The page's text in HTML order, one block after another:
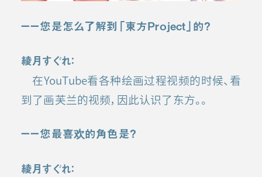
ーー您是怎么了解到「東方Project」的？
綾月すぐれ：
在YouTube看各种绘画过程视频的时候、看
到了画芙兰的视频，因此认识了东方。。
ーー您最喜欢的角色是？
綾月すぐれ：